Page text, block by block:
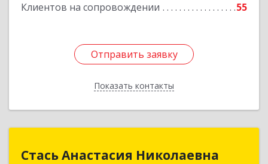
Клиентов на сопровождении 55
Отправить заявку
Показать контакты
Отправить заявку
Назад
Стась Анастасия Николаевна